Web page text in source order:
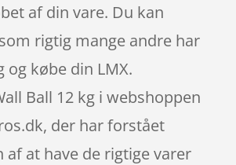
af din vare. Du kan
rigtig mange andre har
og købe din LMX.
Ball 12 kg i webshoppen
der har forstået
af at have de rigtige varer